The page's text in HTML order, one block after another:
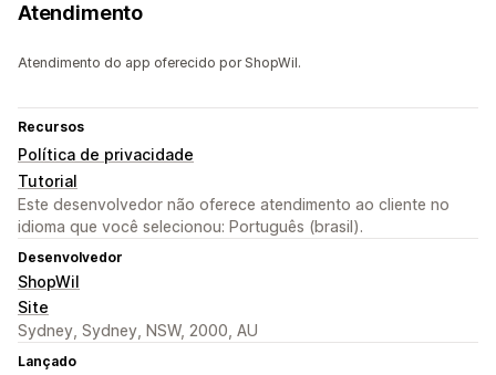
Atendimento
Atendimento do app oferecido por ShopWil.
Recursos
Política de privacidade
Tutorial
Este desenvolvedor não oferece atendimento ao cliente no
idioma que você selecionou: Português (brasil).
Desenvolvedor
ShopWil
Site
Sydney, Sydney, NSW, 2000, AU
Lançado